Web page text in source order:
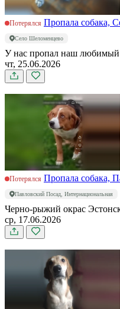
Потерялся Пропала собака,
Село Шеломенцево
У нас пропал наш любимый
чт, 25.06.2026
Потерялся Пропала собака,
Павловский Посад, Интернациональная
Черно-рыжий окрас
ср, 17.06.2026